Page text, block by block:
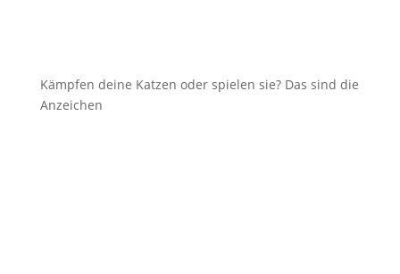
Kämpfen deine Katzen oder spielen sie? Das sind die
Anzeichen